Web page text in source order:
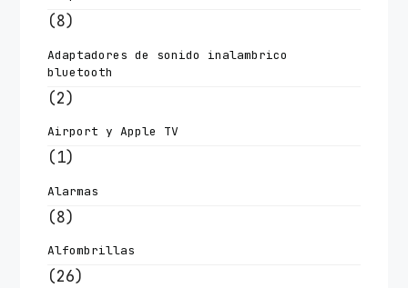
(8)
Adaptadores de sonido inalambrico
bluetooth
(2)
Airport y Apple TV
(1)
Alarmas
(8)
Alfombrillas
(26)